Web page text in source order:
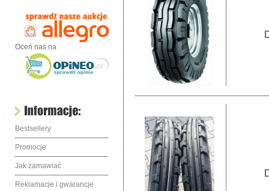
Oceń nas na
Bestsellery
Promocje
Jak zamawiać
Reklamacje i gwarancje